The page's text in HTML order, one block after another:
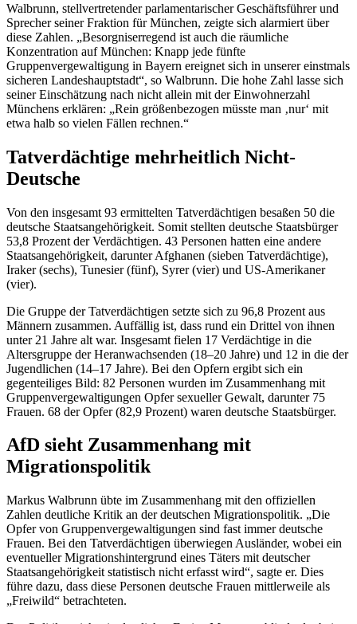
Walbrunn, stellvertretender parlamentarischer Geschäftsführer und
Sprecher seiner Fraktion für München, zeigte sich alarmiert über
diese Zahlen. „Besorgniserregend ist auch die räumliche
Konzentration auf München: Knapp jede fünfte
Gruppenvergewaltigung in Bayern ereignet sich in unserer einstmals
sicheren Landeshauptstadt“, so Walbrunn. Die hohe Zahl lasse sich
seiner Einschätzung nach nicht allein mit der Einwohnerzahl
Münchens erklären: „Rein größenbezogen müsste man ‚nur‘ mit
etwa halb so vielen Fällen rechnen.“
Tatverdächtige mehrheitlich Nicht-
Deutsche
Von den insgesamt 93 ermittelten Tatverdächtigen besaßen 50 die
deutsche Staatsangehörigkeit. Somit stellten deutsche Staatsbürger
53,8 Prozent der Verdächtigen. 43 Personen hatten eine andere
Staatsangehörigkeit, darunter Afghanen (sieben Tatverdächtige),
Iraker (sechs), Tunesier (fünf), Syrer (vier) und US-Amerikaner
(vier).
Die Gruppe der Tatverdächtigen setzte sich zu 96,8 Prozent aus
Männern zusammen. Auffällig ist, dass rund ein Drittel von ihnen
unter 21 Jahre alt war. Insgesamt fielen 17 Verdächtige in die
Altersgruppe der Heranwachsenden (18–20 Jahre) und 12 in die der
Jugendlichen (14–17 Jahre). Bei den Opfern ergibt sich ein
gegenteiliges Bild: 82 Personen wurden im Zusammenhang mit
Gruppenvergewaltigungen Opfer sexueller Gewalt, darunter 75
Frauen. 68 der Opfer (82,9 Prozent) waren deutsche Staatsbürger.
AfD sieht Zusammenhang mit
Migrationspolitik
Markus Walbrunn übte im Zusammenhang mit den offiziellen
Zahlen deutliche Kritik an der deutschen Migrationspolitik. „Die
Opfer von Gruppenvergewaltigungen sind fast immer deutsche
Frauen. Bei den Tatverdächtigen überwiegen Ausländer, wobei ein
eventueller Migrationshintergrund eines Täters mit deutscher
Staatsangehörigkeit statistisch nicht erfasst wird“, sagte er. Dies
führe dazu, dass diese Personen deutsche Frauen mittlerweile als
„Freiwild“ betrachteten.